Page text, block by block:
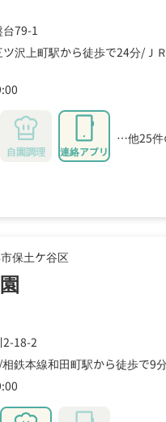
79-1
沢上町駅から徒歩で24分 Ｊ
自園調理 連絡アプリ
…他25件
保土ケ谷区
2-18-2
相鉄本線和田町駅から徒歩で9